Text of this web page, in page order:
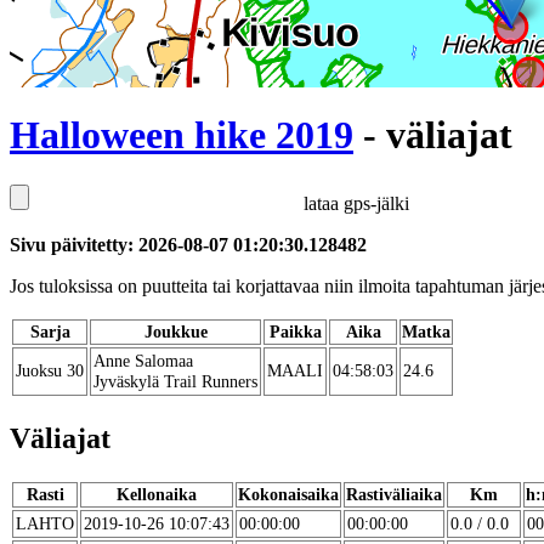
Halloween hike 2019 - väliajat
lataa gps-jälki
Sivu päivitetty: 2026-08-07 01:20:30.128482
Jos tuloksissa on puutteita tai korjattavaa niin ilmoita tapahtuman
Sarja Joukkue Paikka Aika
Matka
Juoksu 30 Anne Salomaa
Jyväskylä Trail Runners
MAALI 04:58:03 24.6
Väliajat
Rasti Kellonaika Kokonaisaika Rastiväliaika Km
LAHTO 2019-10-26 10:07:43 00:00:00 00:00:00 0.0 / 0.0